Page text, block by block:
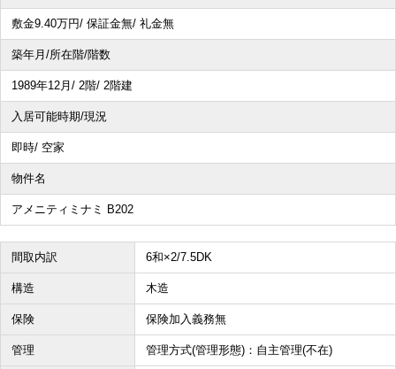
敷金9.40万円/ 保証金無/ 礼金無
築年月/所在階/階数
1989年12月/ 2階/ 2階建
入居可能時期/現況
即時/ 空家
物件名
アメニティミナミ B202
間取内訳 6和×2/7.5DK
構造 木造
保険 保険加入義務無
管理 管理方式(管理形態)：自主管理(不在)